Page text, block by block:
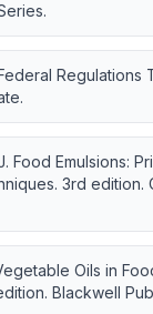
Regulations
Food Emulsions:
3rd edition.
Oils in
Blackwell